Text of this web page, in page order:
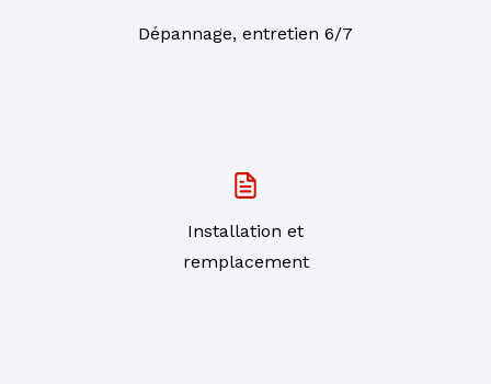
Dépannage, entretien 6/7
Installation et
remplacement